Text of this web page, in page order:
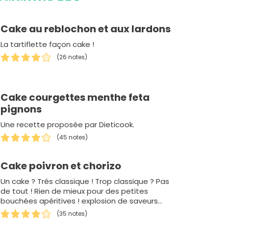
Cake au reblochon et aux lardons
La tartiflette façon cake !
(26 notes)
Cake courgettes menthe feta
pignons
Une recette proposée par Dieticook.
(45 notes)
Cake poivron et chorizo
Un cake ? Trés classique ! Trop classique ? Pas
de tout ! Rien de mieux pour des petites
bouchées apéritives ! explosion de saveurs
assur&eacut…
(35 notes)